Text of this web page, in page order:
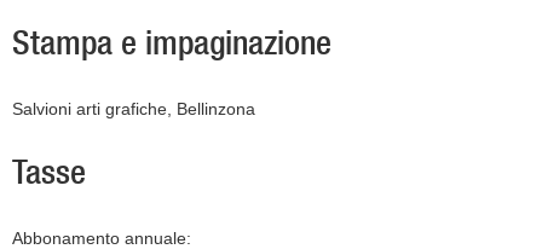
Stampa e impaginazione
Salvioni arti grafiche, Bellinzona
Tasse
Abbonamento annuale: